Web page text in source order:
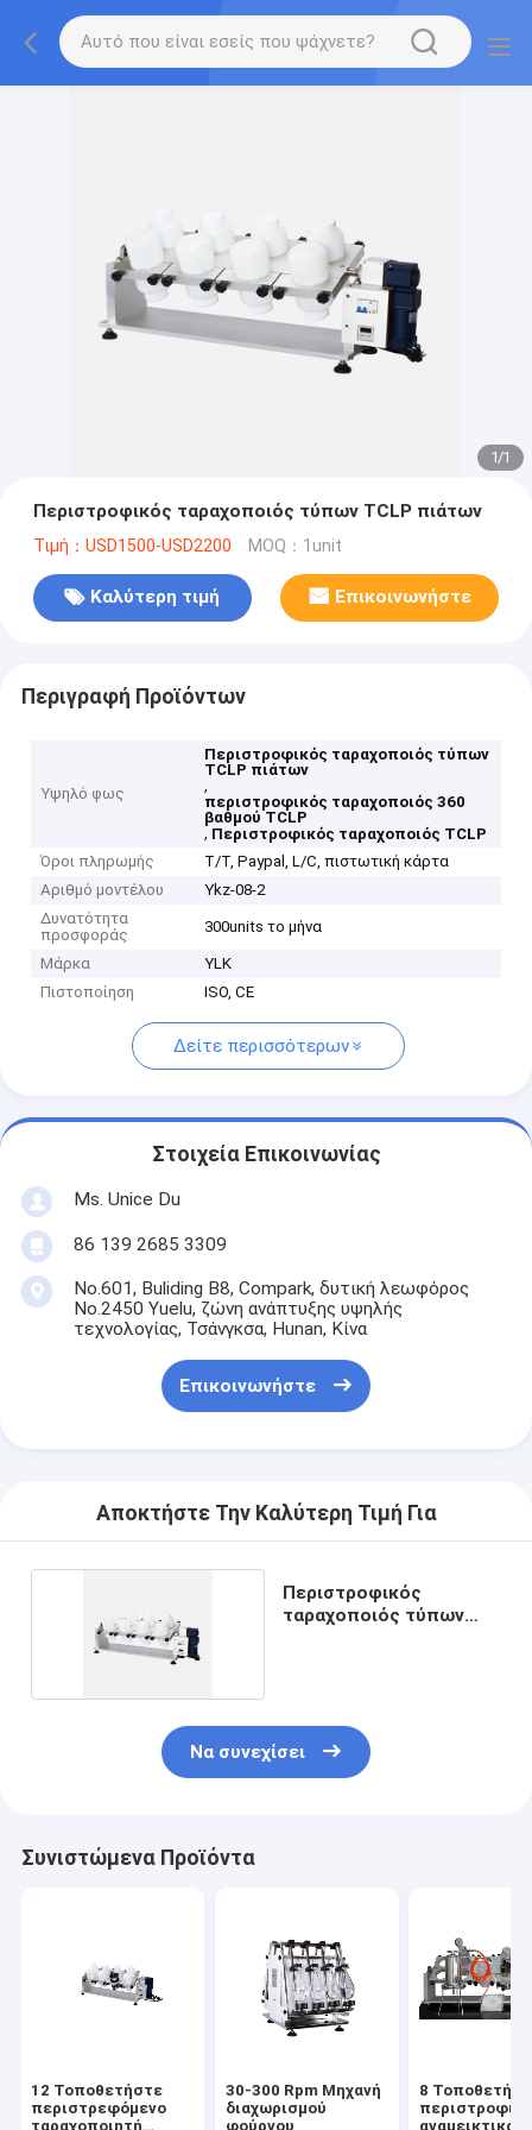
1/1
Περιστροφικός ταραχοποιός τύπων TCLP πιάτων
Τιμή：USD1500-USD2200 MOQ：1unit
Καλύτερη τιμή Επικοινωνήστε
Περιγραφή Προϊόντων
Υψηλό φως
Περιστροφικός ταραχοποιός τύπων
TCLP πιάτων
,
περιστροφικός ταραχοποιός 360
βαθμού TCLP
, Περιστροφικός ταραχοποιός TCLP
Όροι πληρωμής
T/T, Paypal, L/C, πιστωτική κάρτα
Αριθμό μοντέλου
Ykz-08-2
Δυνατότητα
προσφοράς
300units το μήνα
Μάρκα
YLK
Πιστοποίηση
ISO, CE
Δείτε περισσότερων
Στοιχεία Επικοινωνίας
Ms. Unice Du
86 139 2685 3309
No.601, Buliding B8, Compark, δυτική λεωφόρος
No.2450 Yuelu, ζώνη ανάπτυξης υψηλής
τεχνολογίας, Τσάνγκσα, Hunan, Κίνα
Επικοινωνήστε
Αποκτήστε Την Καλύτερη Τιμή Για
Περιστροφικός
ταραχοποιός τύπων
Να συνεχίσει
Συνιστώμενα Προϊόντα
12 Τοποθετήστε
περιστρεφόμενο
ταραχοποιητή
30-300 Rpm Μηχανή
διαχωρισμού
φούρνου
8
αναμεικτικά